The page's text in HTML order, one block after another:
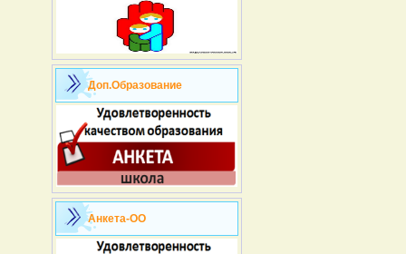
Доп.Образование
Анкета-ОО